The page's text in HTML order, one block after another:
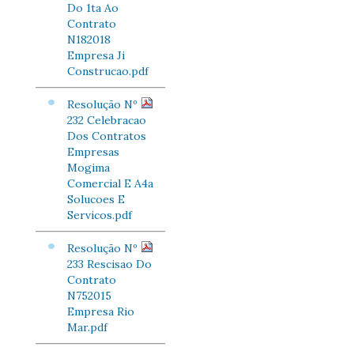
Do 1ta Ao
Contrato
N182018
Empresa Ji
Construcao.pdf
Resolução Nº
232 Celebracao
Dos Contratos
Empresas
Mogima
Comercial E A4a
Solucoes E
Servicos.pdf
Resolução Nº
233 Rescisao Do
Contrato
N752015
Empresa Rio
Mar.pdf